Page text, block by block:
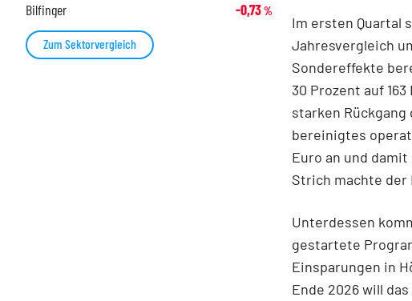
Im ersten Quartal
Jahresvergleich
Sondereffekte
30 Prozent auf
starken
bereinigtes
Euro an und
Strich machte der
Unterdessen
gestartete
Einsparungen in
Ende 2026 will
Bilfinger -0,73%
Zum Sektorvergleich